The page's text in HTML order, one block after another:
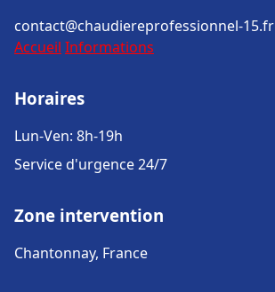
contact@chaudiereprofessionnel-15.fr
Accueil Informations
Horaires
Lun-Ven: 8h-19h
Service d'urgence 24/7
Zone intervention
Chantonnay, France